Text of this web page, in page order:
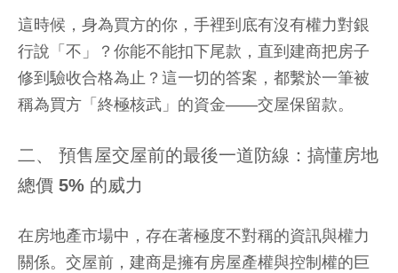
這時候，身為買方的你，手裡到底有沒有權力對銀
行說「不」？你能不能扣下尾款，直到建商把房子
修到驗收合格為止？這一切的答案，都繫於一筆被
稱為買方「終極核武」的資金——交屋保留款。
二、 預售屋交屋前的最後一道防線：搞懂房地
總價 5% 的威力
在房地產市場中，存在著極度不對稱的資訊與權力
關係。交屋前，建商是擁有房屋產權與控制權的巨